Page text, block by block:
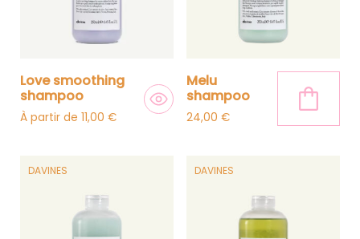
love smoothing
shampoo
À partir de 11,00 € Ce produit a plusieurs
melu
shampoo
24,00 €
DAVINES DAVINES